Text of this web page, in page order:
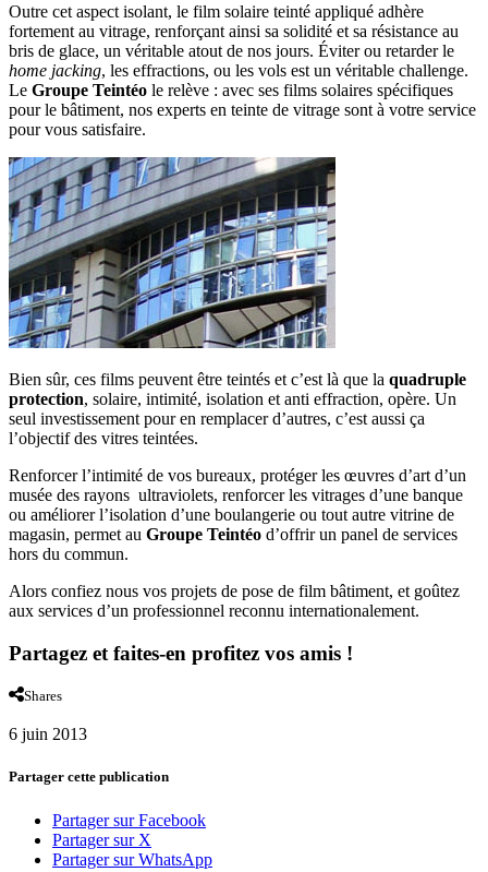
Outre cet aspect isolant, le film solaire teinté appliqué adhère
fortement au vitrage, renforçant ainsi sa solidité et sa résistance au
bris de glace, un véritable atout de nos jours. Éviter ou retarder le
home jacking, les effractions, ou les vols est un véritable challenge.
Le Groupe Teintéo le relève : avec ses films solaires spécifiques
pour le bâtiment, nos experts en teinte de vitrage sont à votre service
pour vous satisfaire.
Bien sûr, ces films peuvent être teintés et c’est là que la quadruple
protection, solaire, intimité, isolation et anti effraction, opère. Un
seul investissement pour en remplacer d’autres, c’est aussi ça
l’objectif des vitres teintées.
Renforcer l’intimité de vos bureaux, protéger les œuvres d’art d’un
musée des rayons ultraviolets, renforcer les vitrages d’une banque
ou améliorer l’isolation d’une boulangerie ou tout autre vitrine de
magasin, permet au Groupe Teintéo d’offrir un panel de services
hors du commun.
Alors confiez nous vos projets de pose de film bâtiment, et goûtez
aux services d’un professionnel reconnu internationalement.
Partagez et faites-en profitez vos amis !
Shares
6 juin 2013
Partager cette publication
Partager sur Facebook
Partager sur X
Partager sur WhatsApp